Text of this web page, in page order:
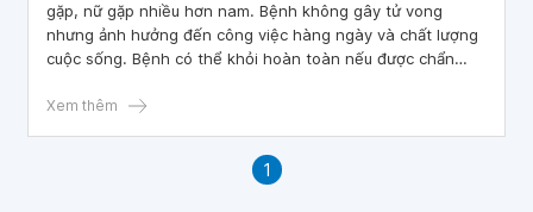
gặp, nữ gặp nhiều hơn nam. Bệnh không gây tử vong
nhưng ảnh hưởng đến công việc hàng ngày và chất lượng
cuộc sống. Bệnh có thể khỏi hoàn toàn nếu được chẩn
Xem thêm
1